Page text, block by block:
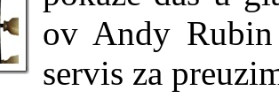
ov Andy
servis za